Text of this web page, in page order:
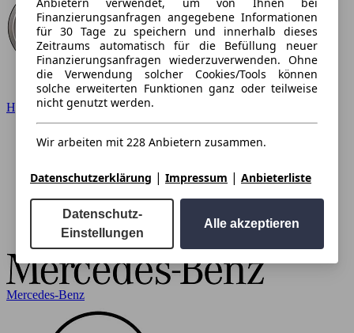
Hyundai
Mercedes-Benz
Finanzierungsanfragen angegebene Informationen
für 30 Tage zu speichern und innerhalb dieses
Zeitraums automatisch für die Befüllung neuer
Finanzierungsanfragen wiederzuverwenden. Ohne
die Verwendung solcher Cookies/Tools können
solche erweiterten Funktionen ganz oder teilweise
nicht genutzt werden.
Wir arbeiten mit 228 Anbietern zusammen.
Datenschutzerklärung | Impressum | Anbieterliste
Datenschutz-
Einstellungen
Alle akzeptieren